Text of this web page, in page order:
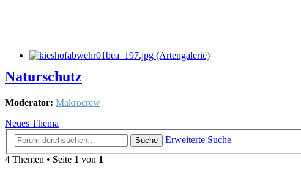
Naturschutz
Moderator: Makrocrew
Neues Thema
Suche
Erweiterte Suche
4 Themen • Seite 1 von 1